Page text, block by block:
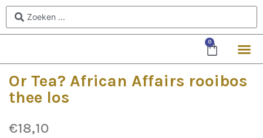
0
Or Tea? African Affairs rooibos
thee los
€18,10